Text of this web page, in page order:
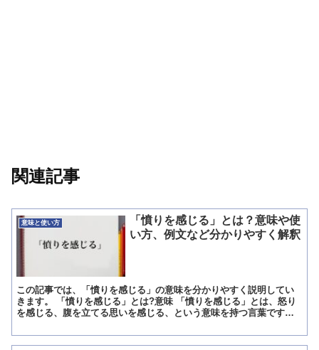
関連記事
意味と使い方
「憤りを感じる」とは？意味や使
い方、例文など分かりやすく解釈
この記事では、「憤りを感じる」の意味を分かりやすく説明してい
きます。 「憤りを感じる」とは?意味 「憤りを感じる」とは、怒り
を感じる、腹を立てる思いを感じる、という意味を持つ言葉です。